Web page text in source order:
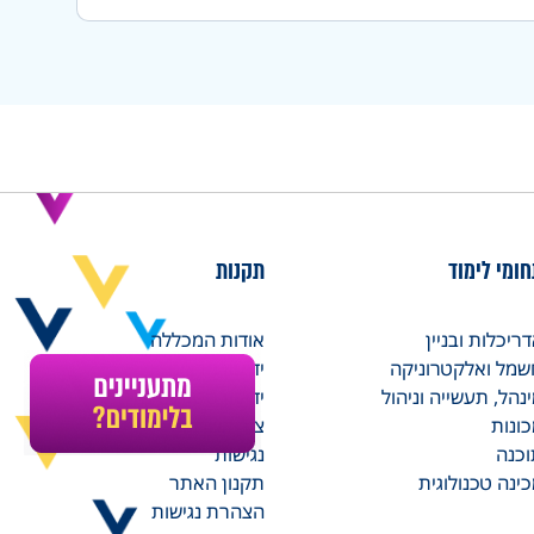
לימוד
ובניין
ואלקטרוניקה
תעשייה וניהול
טכנולוגית
תקנות
אודות המכללה
ידיעון מרצים
ידיעון סטודנטים
צור קשר
נגישות
תקנון האתר
הצהרת נגישות